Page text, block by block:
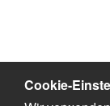
Cookie-